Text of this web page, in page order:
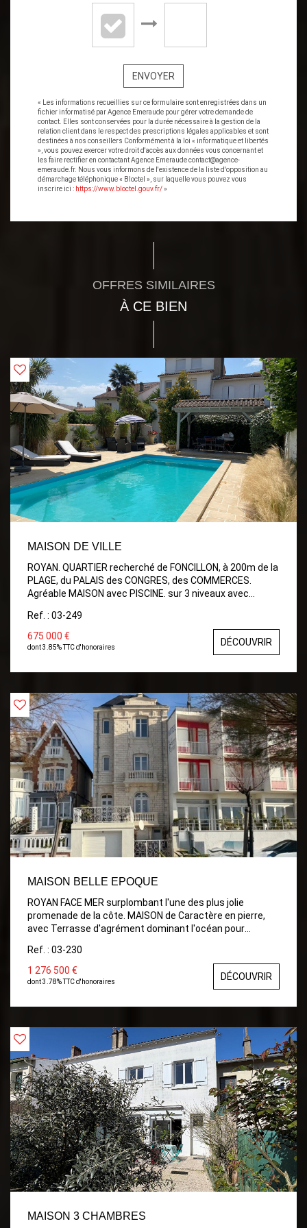
ENVOYER
« Les informations recueillies sur ce formulaire sont enregistrées dans un
fichier informatisé par Agence Emeraude pour gérer votre demande de
contact. Elles sont conservées pour la durée nécessaire à la gestion de la
relation client dans le respect des prescriptions légales applicables et sont
destinées à nos conseillers Conformément à la loi « informatique et libertés
», vous pouvez exercer votre droit d'accès aux données vous concernant et
les faire rectifier en contactant Agence Emeraude contact@agence-
emeraude.fr. Nous vous informons de l'existence de la liste d'opposition au
démarchage téléphonique « Bloctel », sur laquelle vous pouvez vous
inscrire ici : https://www.bloctel.gouv.fr/»
OFFRES SIMILAIRES
À CE BIEN
MAISON DE VILLE
ROYAN. QUARTIER recherché de FONCILLON, à 200m de la
PLAGE, du PALAIS des CONGRES, des COMMERCES.
Agréable MAISON avec PISCINE. sur 3 niveaux avec
vacances familiales. Comprenant: Double Salon, Salle à
manger avec Cuisine ouverte équipée et aménagée, 4
Belles Chambres avec placards, Bureau, 2 Salle d'eau et 3
wc. TERRASSE avec Pergolas et PISCINE 9x4,5. Grand
GARAGE, Buanderie, Cave. Terrain clos et arboré de
Ref. : 03-249
675 000 €
dont 3.85% TTC d'honoraires DÉCOUVRIR
MAISON BELLE EPOQUE
ROYAN FACE MER surplombant l'une des plus jolie
promenade de la côte. MAISON de Caractère en pierre,
avec Terrasse d'agrément dominant l'océan pour
équipée, 4 Chambres , Bureau, Salle d'eau et Salle de
bains. Combles aménageables .Etude de faisabilité d'un
Ref. : 03-230
1 276 500 €
dont 3.78% TTC d'honoraires DÉCOUVRIR
MAISON 3 CHAMBRES